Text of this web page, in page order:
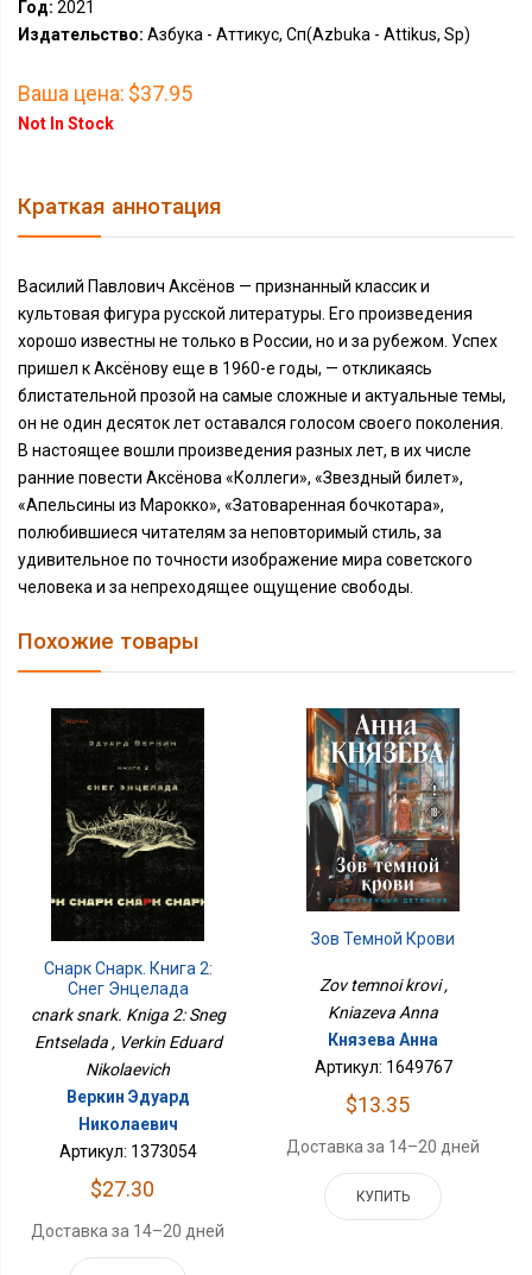
Год: 2021
Издательство: Азбука - Аттикус, Сп(Azbuka - Attikus, Sp)
Ваша цена: $37.95
Not In Stock
Краткая аннотация
Василий Павлович Аксёнов — признанный классик и
культовая фигура русской литературы. Его произведения
хорошо известны не только в России, но и за рубежом. Успех
пришел к Аксёнову еще в 1960-е годы, — откликаясь
блистательной прозой на самые сложные и актуальные темы,
он не один десяток лет оставался голосом своего поколения.
В настоящее вошли произведения разных лет, в их числе
ранние повести Аксёнова «Коллеги», «Звездный билет»,
«Апельсины из Марокко», «Затоваренная бочкотара»,
полюбившиеся читателям за неповторимый стиль, за
удивительное по точности изображение мира советского
человека и за непреходящее ощущение свободы.
Похожие товары
Cнарк Снарк. Книга 2:
Снег Энцелада
cnark snark. Kniga 2: Sneg
Entselada , Verkin Eduard
Nikolaevich
Веркин Эдуард
Николаевич
Артикул: 1373054
$27.30
Доставка за 14–20 дней
Зов Темной Крови
Zov temnoi krovi ,
Kniazeva Anna
Князева Анна
Артикул: 1649767
$13.35
Доставка за 14–20 дней
КУПИТЬ